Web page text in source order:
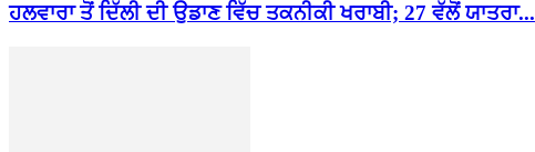
ਹਲਵਾਰਾ ਤੋਂ ਦਿੱਲੀ ਦੀ ਉਡਾਣ ਵਿੱਚ ਤਕਨੀਕੀ ਖਰਾਬੀ; 27 ਵੱਲੋਂ ਯਾਤਰਾ...